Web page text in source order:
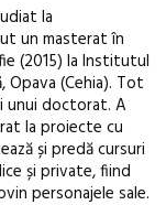
la
un masterat în
(2015) la Institutul
(Cehia). Tot
unui doctorat. A
la proiecte cu
și predă cursuri
și private, fiind
personajele sale.